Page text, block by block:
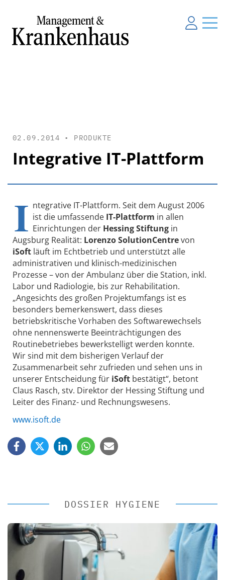
02.09.2014 • PRODUKTE
Integrative IT-Plattform
I ntegrative IT-Plattform. Seit dem August 2006
ist die umfassende IT-Plattform in allen
Einrichtungen der Hessing Stiftung in
Augsburg Realität: Lorenzo SolutionCentrevon
iSoft läuft im Echtbetrieb und unterstützt alle
administrativen und klinisch-medizinischen
Prozesse – von der Ambulanz über die Station, inkl.
Labor und Radiologie, bis zur Rehabilitation.
„Angesichts des großen Projektumfangs ist es
besonders bemerkenswert, dass dieses
betriebskritische Vorhaben des Softwarewechsels
ohne nennenswerte Beeinträchtigungen des
Routinebetriebes bewerkstelligt werden konnte.
Wir sind mit dem bisherigen Verlauf der
Zusammenarbeit sehr zufrieden und sehen uns in
unserer Entscheidung für iSoft bestätigt“, betont
Claus Rasch, stv. Direktor der Hessing Stiftung und
Leiter des Finanz- und Rechnungswesens.
www.isoft.de
DOSSIER HYGIENE